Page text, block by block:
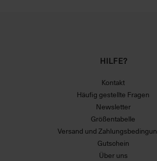
HILFE?
Kontakt
Häufig gestellte Fragen
Newsletter
Größentabelle
Versand und
Gutschein
Über uns